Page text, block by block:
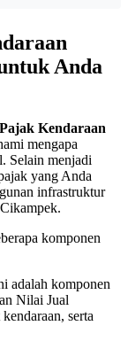
Anda
Kendaraan
mengapa
Selain menjadi
yang Anda
infrastruktur
komponen
adalah komponen
Nilai Jual
serta